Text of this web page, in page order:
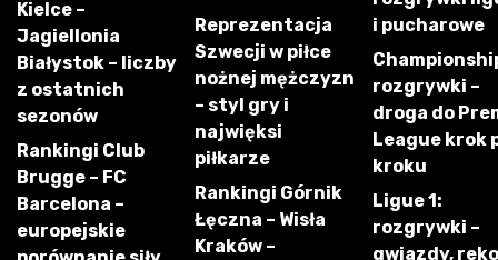
Kielce –
Jagiellonia
Białystok – liczby
z ostatnich
sezonów
Rankingi Club
Brugge – FC
Barcelona –
europejskie
Reprezentacja
Szwecji w piłce
nożnej mężczyzn
– styl gry i
najwięksi
piłkarze
Rankingi Górnik
Łęczna – Wisła
Kraków –
i pucharowe
rozgrywki –
droga do
League krok
kroku
Ligue 1:
rozgrywki –
gwiazdy,